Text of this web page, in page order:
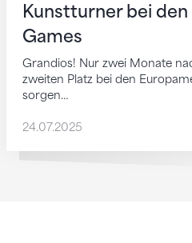
Kunstturner bei
Games
Grandios! Nur zwei Monate
zweiten Platz bei den
sorgen…
24.07.2025